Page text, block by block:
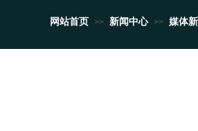
网站首页 >> 新闻中心 >> 媒体